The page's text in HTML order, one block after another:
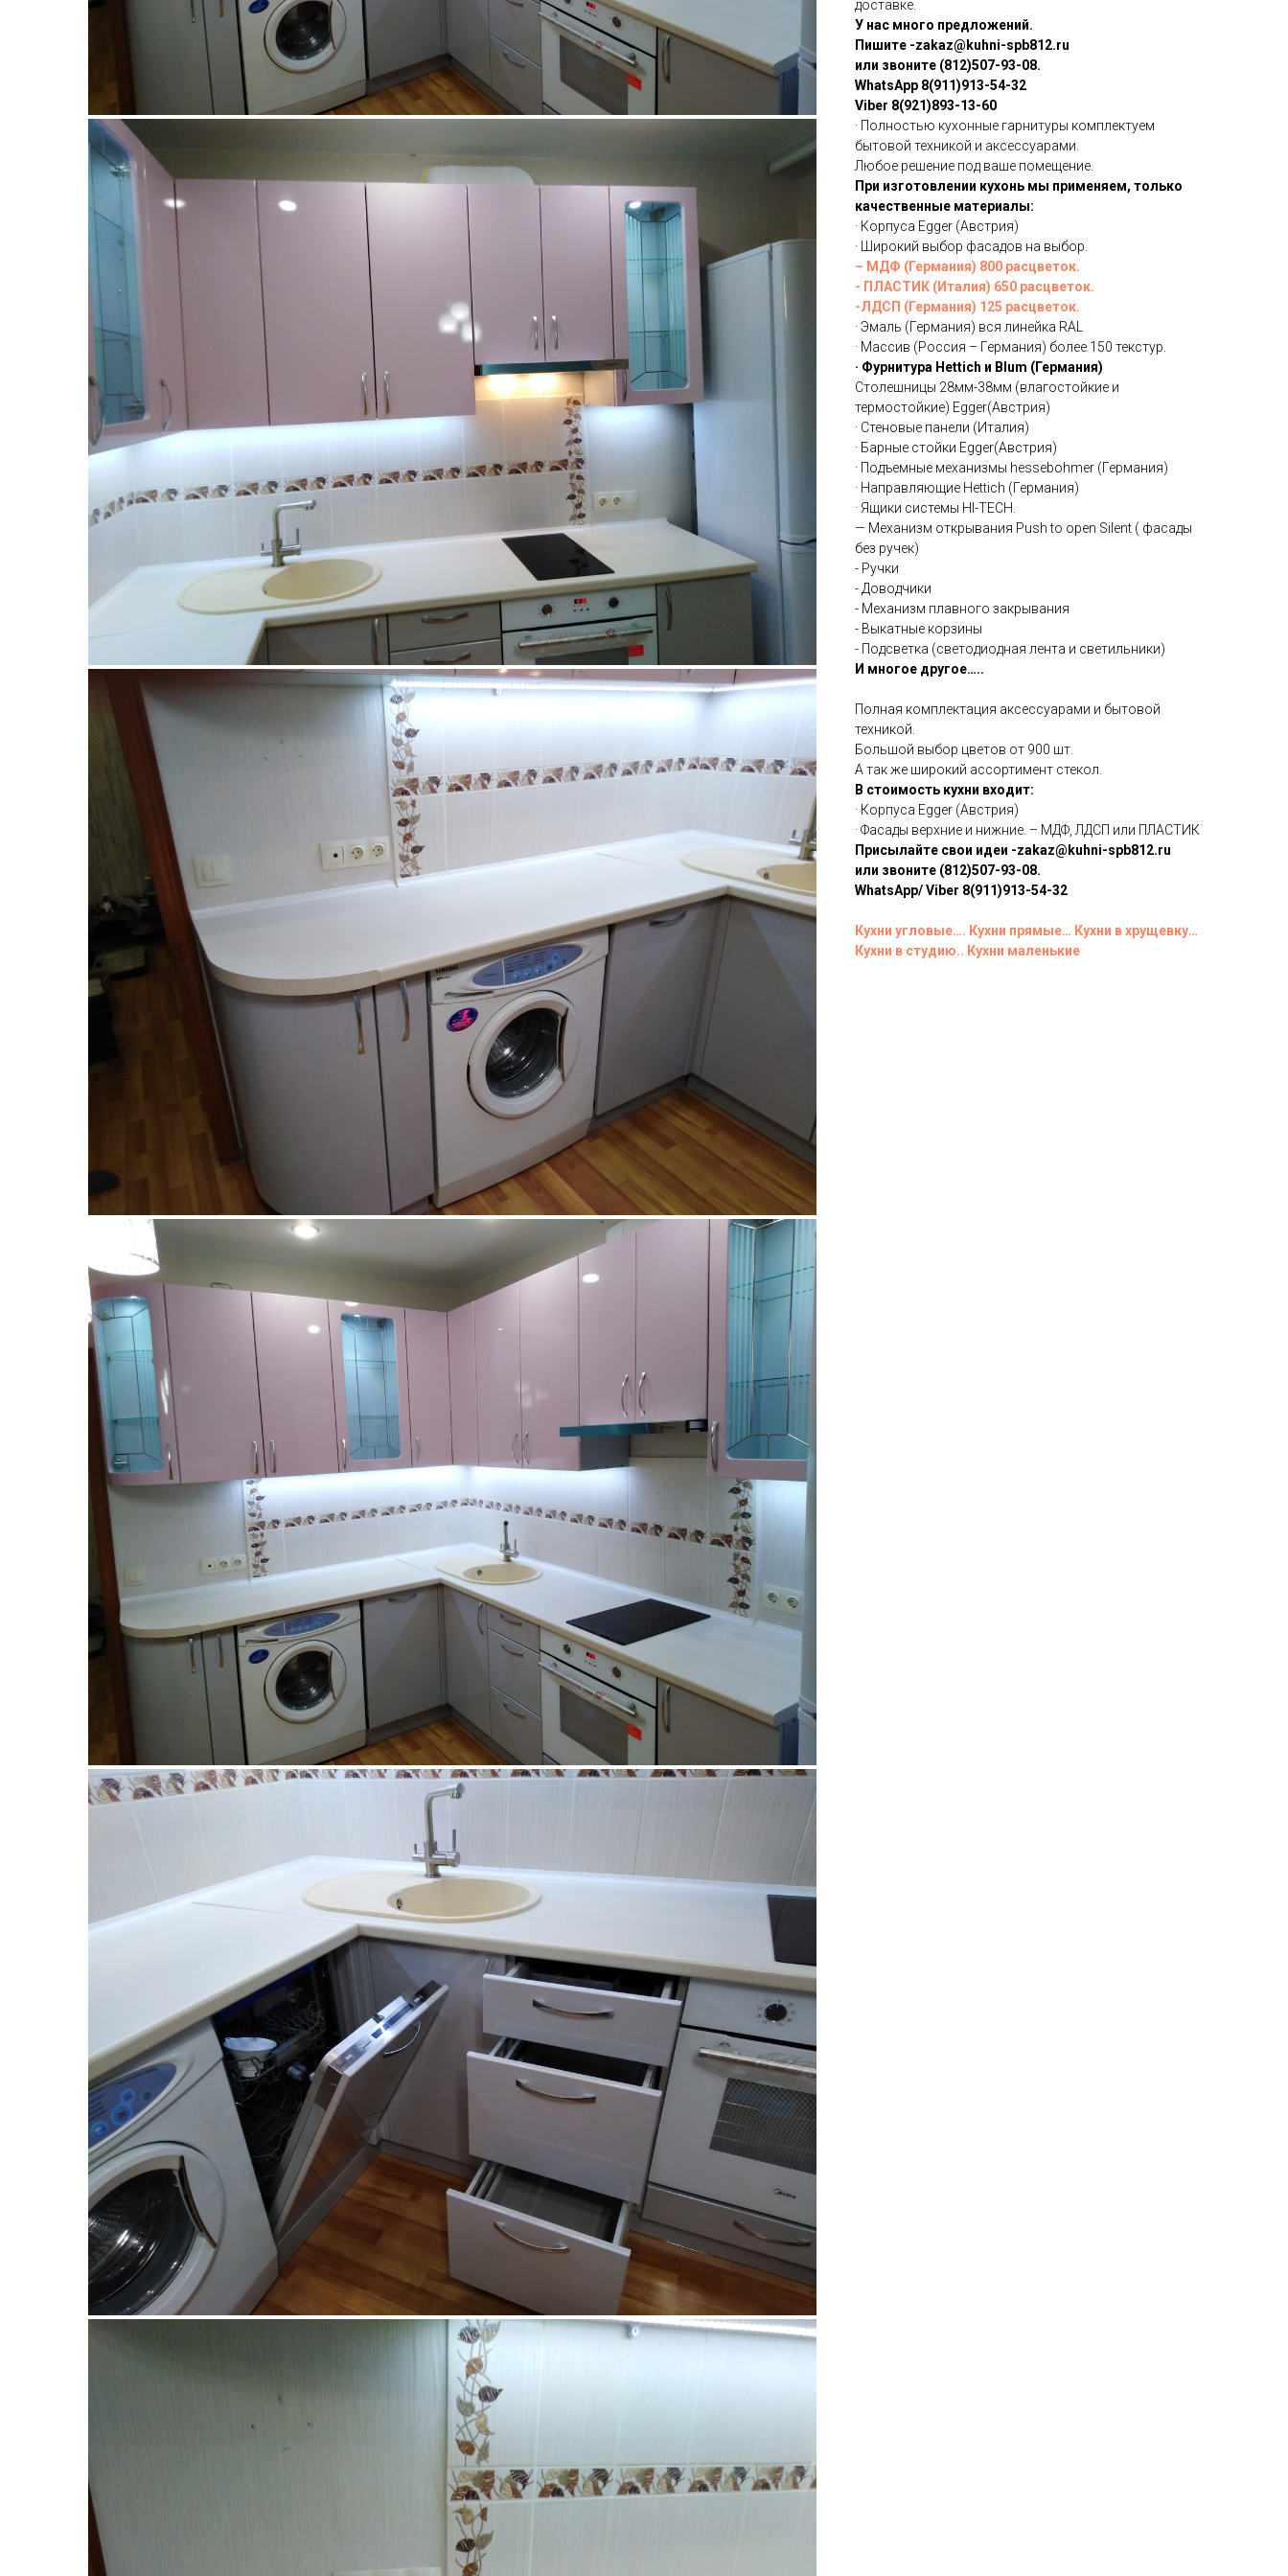
доставке.
У нас много предложений.
Пишите -zakaz@kuhni-spb812.ru
или звоните (812)507-93-08.
WhatsApp 8(911)913-54-32
Viber 8(921)893-13-60
· Полностью кухонные гарнитуры комплектуем
бытовой техникой и аксессуарами.
Любое решение под ваше помещение.
При изготовлении кухонь мы применяем, только
качественные материалы:
· Корпуса Egger (Австрия)
· Широкий выбор фасадов на выбор.
– МДФ (Германия) 800 расцветок.
- ПЛАСТИК (Италия) 650 расцветок.
-ЛДСП (Германия) 125 расцветок.
· Эмаль (Германия) вся линейка RAL
· Массив (Россия – Германия) более 150 текстур.
· Фурнитура Hettich и Blum (Германия)
Столешницы 28мм-38мм (влагостойкие и
термостойкие) Egger(Австрия)
· Стеновые панели (Италия)
· Барные стойки Egger(Австрия)
· Подъемные механизмы hessebohmer (Германия)
· Направляющие Hettich (Германия)
· Ящики системы HI-TECH.
— Механизм открывания Push to open Silent ( фасады
без ручек)
- Ручки
- Доводчики
- Механизм плавного закрывания
- Выкатные корзины
- Подсветка (светодиодная лента и светильники)
И многое другое…..
Полная комплектация аксессуарами и бытовой
техникой.
Большой выбор цветов от 900 шт.
А так же широкий ассортимент стекол.
В стоимость кухни входит:
· Корпуса Egger (Австрия)
· Фасады верхние и нижние. – МДФ, ЛДСП или ПЛАСТИК
Присылайте свои идеи -zakaz@kuhni-spb812.ru
или звоните (812)507-93-08.
WhatsApp/ Viber 8(911)913-54-32
Кухни угловые…. Кухни прямые… Кухни в хрущевку…
Кухни в студию.. Кухни маленькие